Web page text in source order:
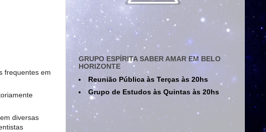
frequentes em
diversas
GRUPO ESPÍRITA SABER AMAR EM BELO
HORIZONTE
Reunião Pública às Terças às 20hs
Grupo de Estudos às Quintas às 20hs